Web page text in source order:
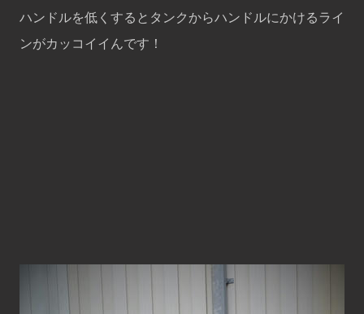
ハンドルを低くするとタンクからハンドルにかけるライ
ンがカッコイイんです！